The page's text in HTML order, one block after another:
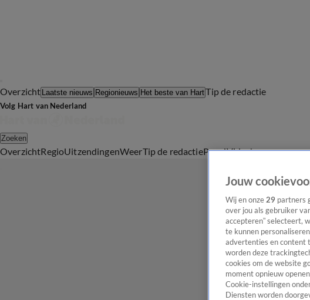
Overzicht Laatste nieuws Regionieuws Het beste van HartTip de redactie
Volg Hart van Nederland
Zoeken
OverzichtRegioUitzendingenWeerTip de redactiePanelVideo's
Jouw
Wij en onze 29 partners
over jou als gebruiker
accepteren” selecteert,
te kunnen
advertenties en content
worden deze
cookies om de website
moment opnieuw
Cookie-instellingen
Diensten worden